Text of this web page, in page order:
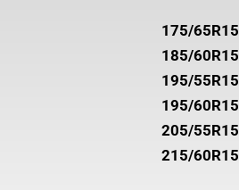
175/65R15
185/60R15
195/55R15
195/60R15
205/55R15
215/60R15